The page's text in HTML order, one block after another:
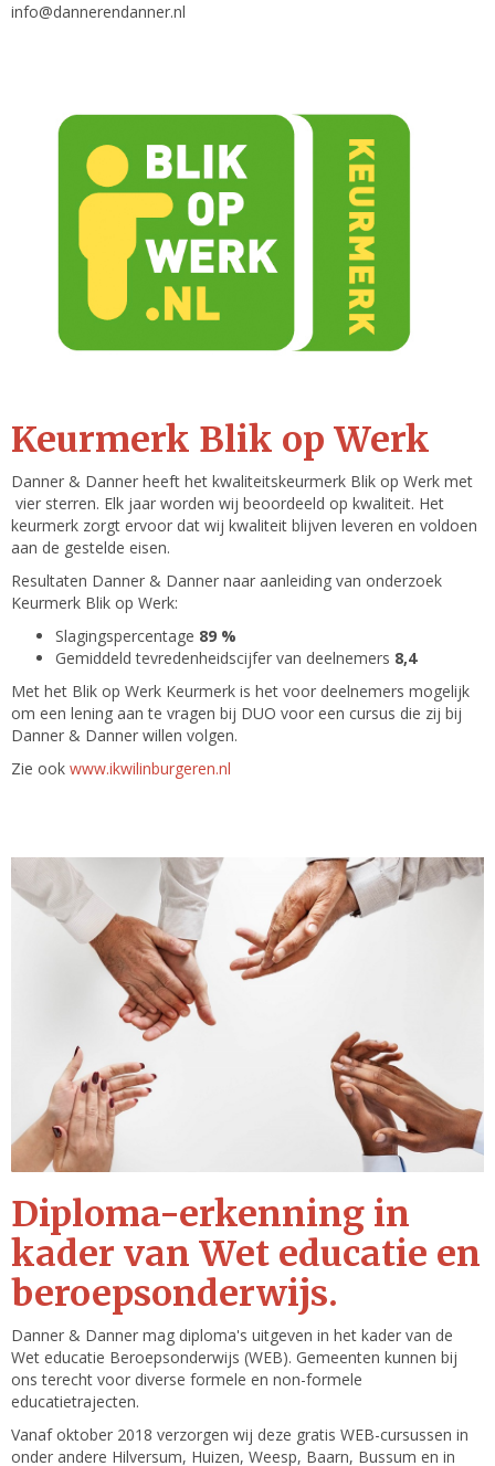
info@dannerendanner.nl
Keurmerk Blik op Werk
Danner & Danner heeft het kwaliteitskeurmerk Blik op Werk met
vier sterren. Elk jaar worden wij beoordeeld op kwaliteit. Het
keurmerk zorgt ervoor dat wij kwaliteit blijven leveren en voldoen
aan de gestelde eisen.
Resultaten Danner & Danner naar aanleiding van onderzoek
Keurmerk Blik op Werk:
Slagingspercentage 89 %
Gemiddeld tevredenheidscijfer van deelnemers 8,4
Met het Blik op Werk Keurmerk is het voor deelnemers mogelijk
om een lening aan te vragen bij DUO voor een cursus die zij bij
Danner & Danner willen volgen.
Zie ook www.ikwilinburgeren.nl
Diploma-erkenning in
kader van Wet educatie en
beroepsonderwijs.
Danner & Danner mag diploma's uitgeven in het kader van de
Wet educatie Beroepsonderwijs (WEB). Gemeenten kunnen bij
ons terecht voor diverse formele en non-formele
educatietrajecten.
Vanaf oktober 2018 verzorgen wij deze gratis WEB-cursussen in
onder andere Hilversum, Huizen, Weesp, Baarn, Bussum en in